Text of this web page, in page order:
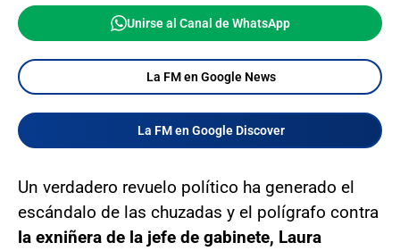
Unirse al Canal de WhatsApp
La FM en Google News
La FM en Google Discover
Un verdadero revuelo político ha generado el
escándalo de las chuzadas y el polígrafo contra
la exniñera de la jefe de gabinete, Laura